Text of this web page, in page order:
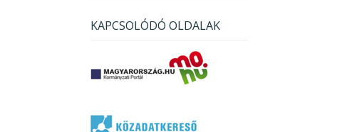
KAPCSOLÓDÓ OLDALAK